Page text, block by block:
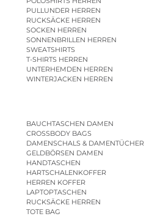
PULLUNDER HERREN
RUCKSÄCKE HERREN
SOCKEN HERREN
SONNENBRILLEN HERREN
SWEATSHIRTS
T-SHIRTS HERREN
UNTERHEMDEN HERREN
WINTERJACKEN HERREN
BAUCHTASCHEN DAMEN
CROSSBODY BAGS
DAMENSCHALS & DAMENTÜCHER
GELDBÖRSEN DAMEN
HANDTASCHEN
HARTSCHALENKOFFER
HERREN KOFFER
LAPTOPTASCHEN
RUCKSÄCKE HERREN
TOTE BAG